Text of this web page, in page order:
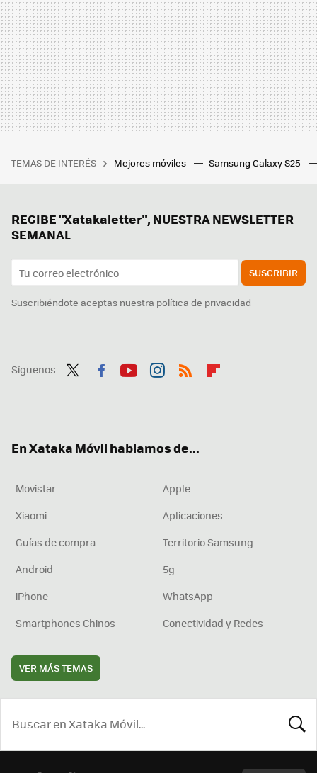
TEMAS DE INTERÉS Mejores móviles Samsung Galaxy S25
RECIBE "Xatakaletter", NUESTRA NEWSLETTER
SEMANAL
SUSCRIBIR
Suscribiéndote aceptas nuestra política de privacidad
Síguenos
En Xataka Móvil hablamos de...
Movistar
Apple
Xiaomi
Aplicaciones
Guías de compra
Territorio Samsung
Android
5g
iPhone
WhatsApp
Smartphones Chinos
Conectividad y Redes
VER MÁS TEMAS